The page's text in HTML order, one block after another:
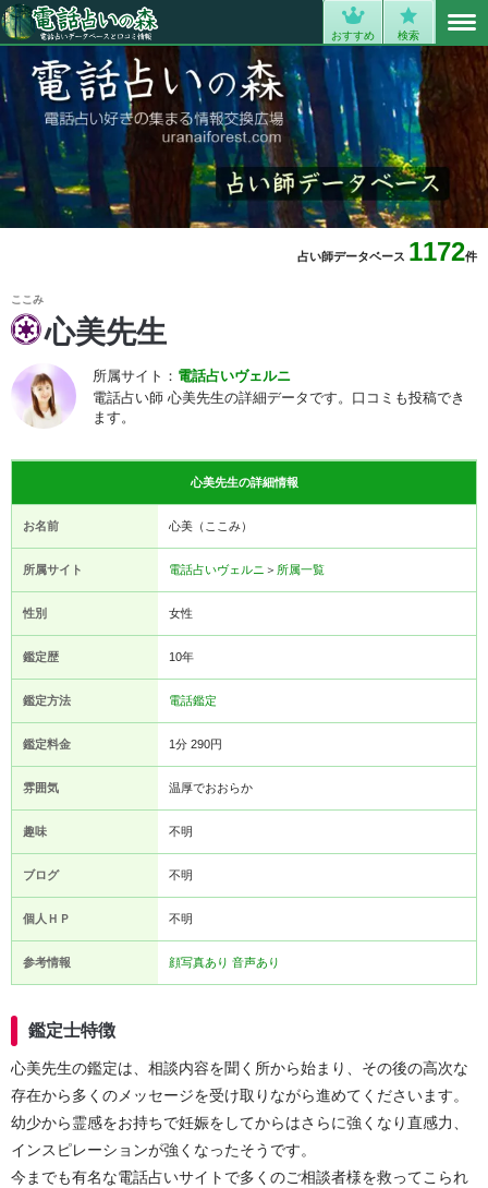
おすすめ 検索
占い師データベース 1172件
ここみ
心美先生
所属サイト： 電話占いヴェルニ
電話占い師 心美先生の詳細データです。口コミも投稿でき
ます。
心美先生の詳細情報
お名前 心美（ここみ）
所属サイト 電話占いヴェルニ ＞ 所属一覧
性別 女性
鑑定歴 10年
鑑定方法 電話鑑定
鑑定料金 1分 290円
雰囲気 温厚でおおらか
趣味 不明
ブログ 不明
個人ＨＰ 不明
参考情報 顔写真あり 音声あり
鑑定士特徴
心美先生の鑑定は、相談内容を聞く所から始まり、その後の高次な
存在から多くのメッセージを受け取りながら進めてくださいます。
幼少から霊感をお持ちで妊娠をしてからはさらに強くなり直感力、
インスピレーションが強くなったそうです。
今までも有名な電話占いサイトで多くのご相談者様を救ってこられ